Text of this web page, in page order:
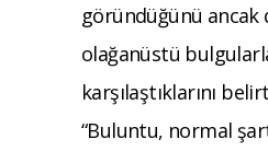
göründüğünü ancak
olağanüstü
karşılaştıklarını
“Buluntu, normal